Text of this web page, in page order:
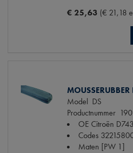
€ 25,63 (€ 21,18
MOUSSERUBBER
Model DS
Productnummer
OE Citroën
Codes
Maten [PW 1]